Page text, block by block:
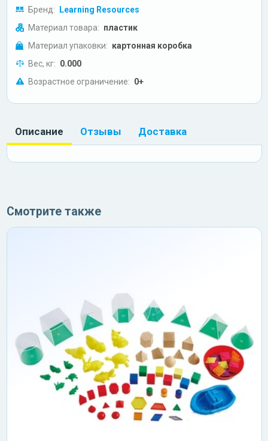
Бренд: Learning Resources
Материал товара: пластик
Материал упаковки: картонная коробка
Вес, кг: 0.000
Возрастное ограничение: 0+
Описание Отзывы Доставка
Смотрите также